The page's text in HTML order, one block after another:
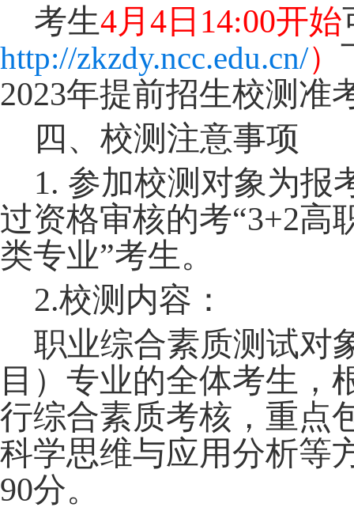
考生4月 4日 14:00开始
http://zkzdy.ncc.edu.cn/）
2023年提前招生校测准
四 、 校测注意事项
1. 参加校测对象为报
过资格审核的考“3+2高
类专业”考生。
2.校测内容：
职业综合素质测试对
目）专业的全体考生，
行综合素质考核，重点
科学思维与应用分析等
90分。